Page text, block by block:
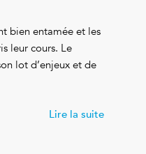
bien entamée et les
leur cours. Le
lot d’enjeux et de
Lire la suite